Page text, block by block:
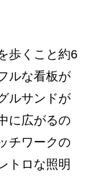
歩くこと約6
ルな看板が
ルサンドが
に広がるの
チワークの
トロな照明